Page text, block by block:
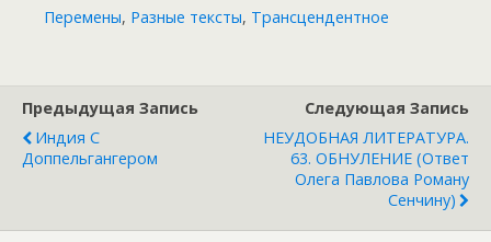
Перемены, Разные тексты, Трансцендентное
Предыдущая Запись
Индия С
Доппельгангером
Следующая Запись
НЕУДОБНАЯ ЛИТЕРАТУРА.
63. ОБНУЛЕНИЕ (Ответ
Олега Павлова Роману
Сенчину)